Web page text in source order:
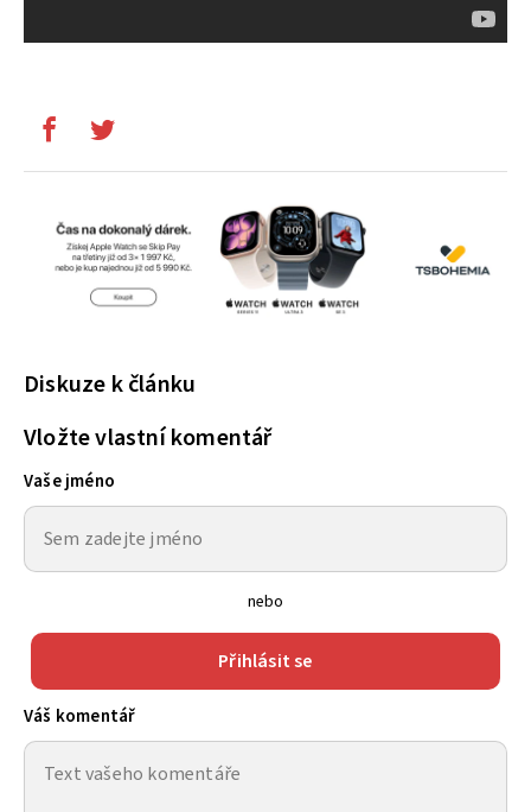
Diskuze k článku
Vložte vlastní komentář
Vaše jméno
nebo
Přihlásit se
Váš komentář